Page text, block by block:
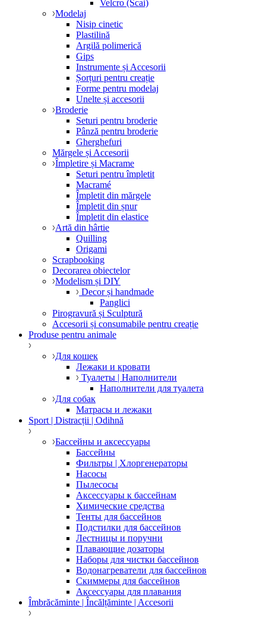
Velcro (Scai)
Modelaj
Nisip cinetic
Plastilină
Argilă polimerică
Gips
Instrumente și Accesorii
Șorțuri pentru creație
Forme pentru modelaj
Unelte și accesorii
Broderie
Seturi pentru broderie
Pânză pentru broderie
Gherghefuri
Mărgele și Accesorii
Împletire și Macrame
Seturi pentru împletit
Macramé
Împletit din mărgele
Împletit din șnur
Împletit din elastice
Artă din hârtie
Quilling
Origami
Scrapbooking
Decorarea obiectelor
Modelism și DIY
Decor și handmade
Panglici
Pirogravură și Sculptură
Accesorii și consumabile pentru creație
Produse pentru animale
Для кошек
Лежаки и кровати
Туалеты | Наполнители
Наполнители для туалета
Для собак
Матрасы и лежаки
Sport | Distracții | Odihnă
Бассейны и аксессуары
Бассейны
Фильтры | Хлоргенераторы
Насосы
Пылесосы
Аксессуары к бассейнам
Химические средства
Тенты для бассейнов
Подстилки для бассейнов
Лестницы и поручни
Плавающие дозаторы
Наборы для чистки бассейнов
Водонагреватели для бассейнов
Скиммеры для бассейнов
Аксессуары для плавания
Îmbrăcăminte | Încălțăminte | Accesorii